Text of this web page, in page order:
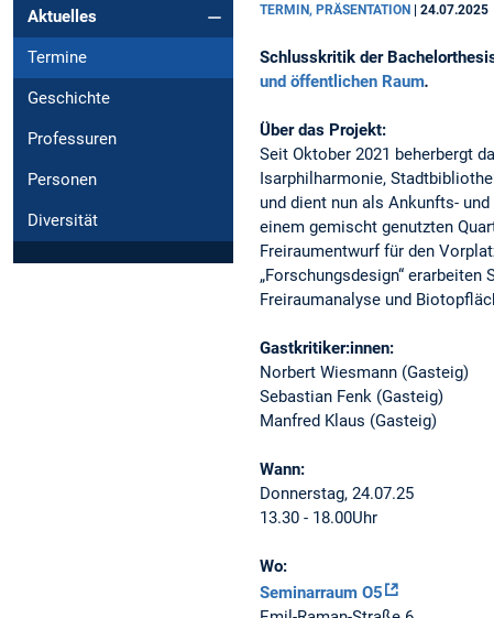
Aktuelles
Termine
Geschichte
Professuren
Personen
Diversität
TERMIN, PRÄSENTATION | 24.07.2025
Schlusskritik der
und öffentlichen Raum.
Über das Projekt:
Seit Oktober 2021 beherbergt
Isarphilharmonie,
und dient nun als Ankunfts-
einem gemischt genutzten
Freiraumentwurf für den
„Forschungsdesign“
Freiraumanalyse und
Gastkritiker:innen:
Norbert Wiesmann (Gasteig)
Sebastian Fenk (Gasteig)
Manfred Klaus (Gasteig)
Wann:
Donnerstag, 24.07.25
13.30 - 18.00Uhr
Wo:
Seminarraum O5